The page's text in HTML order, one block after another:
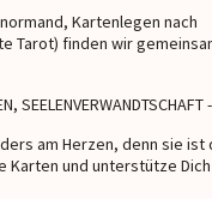
Kartenlegen nach
Tarot) finden wir
am Herzen, denn sie
und unterstütze